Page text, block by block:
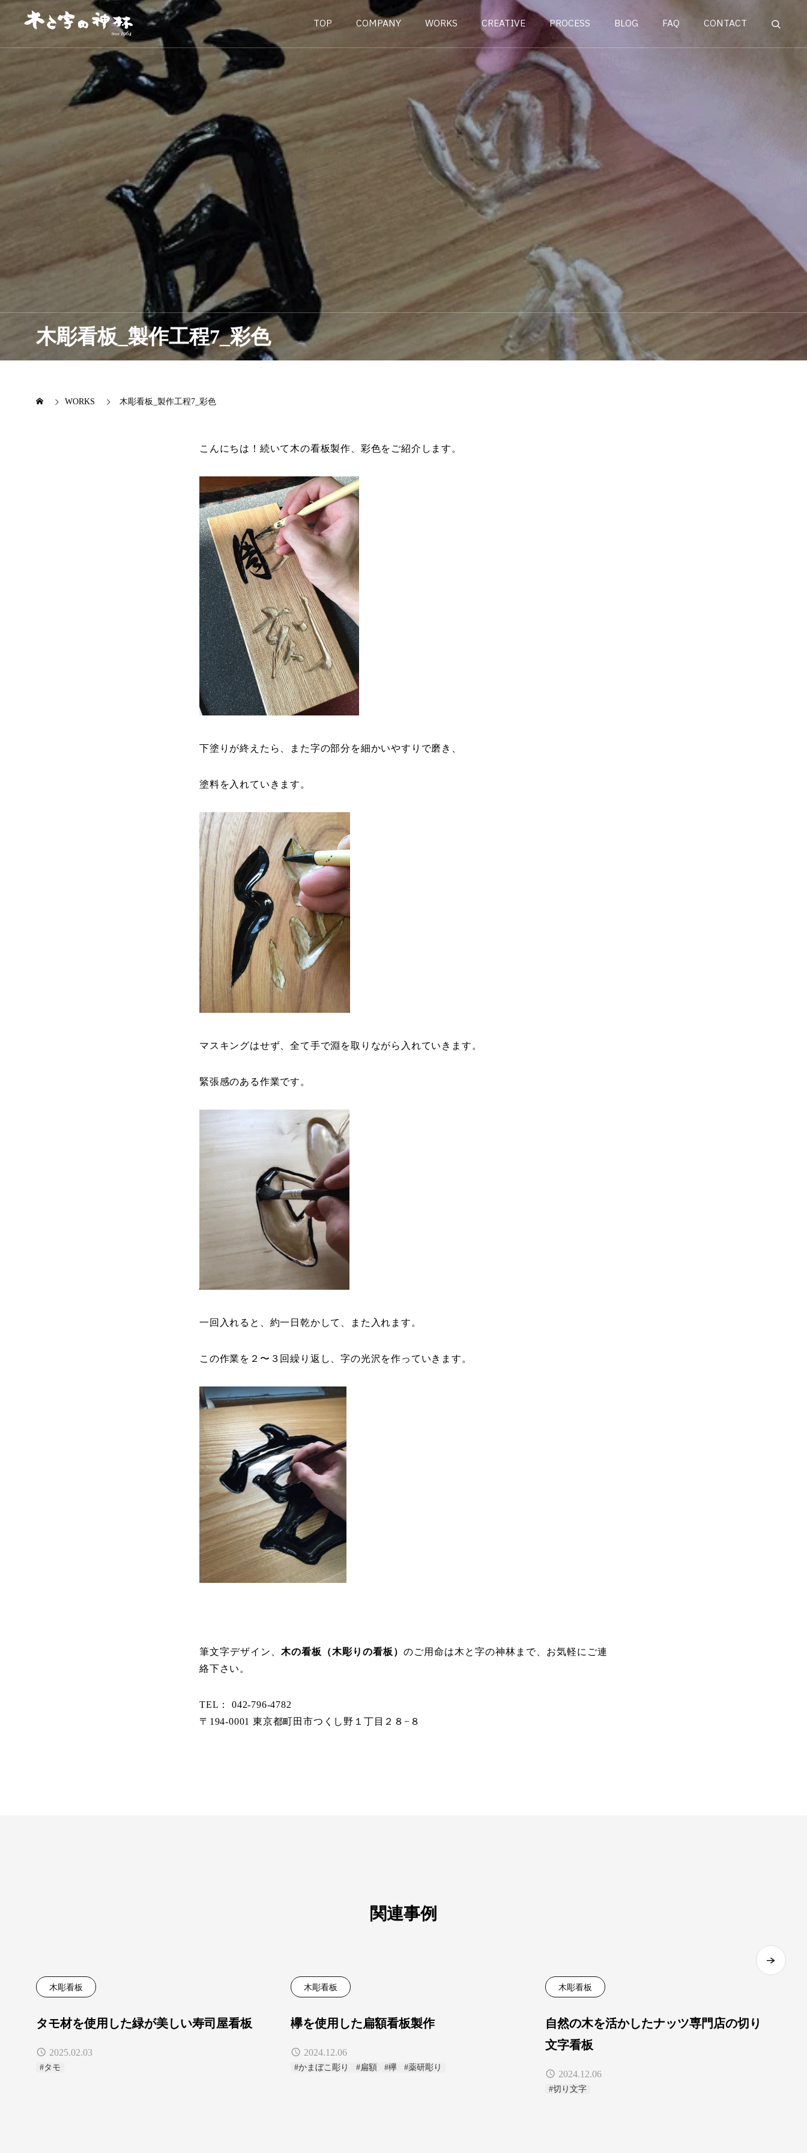
TOP COMPANY WORKS CREATIVE PROCESS BLOG FAQ CONTACT
木彫看板_製作工程7_彩色
WORKS 木彫看板_製作工程7_彩色
こんにちは！続いて木の看板製作、彩色をご紹介します。
下塗りが終えたら、また字の部分を細かいやすりで磨き、
塗料を入れていきます。
マスキングはせず、全て手で淵を取りながら入れていきます。
緊張感のある作業です。
一回入れると、約一日乾かして、また入れます。
この作業を２〜３回繰り返し、字の光沢を作っていきます。
筆文字デザイン、木の看板（木彫りの看板）のご用命は木と字の神林まで、お気軽にご連
絡下さい。
TEL： 042-796-4782
〒194-0001 東京都町田市つくし野１丁目２８−８
関連事例
木彫看板
タモ材を使用した緑が美しい寿司屋看板
2025.02.03
#タモ
木彫看板
欅を使用した扁額看板製作
2024.12.06
#かまぼこ彫り #扁額 #欅 #薬研彫り
木彫看板
自然の木を活かしたナッツ専門店の切り
文字看板
2024.12.06
#切り文字